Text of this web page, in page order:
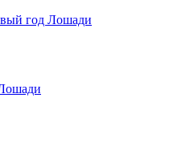
год Лошади